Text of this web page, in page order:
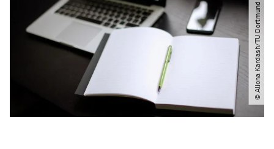
© Aliona Kardash​/​TU Dortmund